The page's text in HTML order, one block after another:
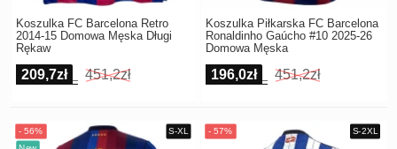
Koszulka FC Barcelona Retro
2014-15 Domowa Męska Długi
Rękaw
209,7zł 451,2zł
Koszulka Piłkarska FC Barcelona
Ronaldinho Gaúcho #10 2025-26
Domowa Męska
196,0zł 451,2zł